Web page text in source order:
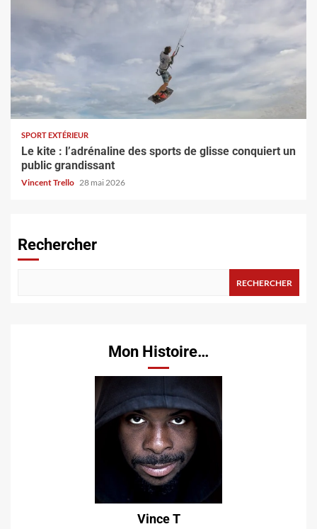
SPORT EXTÉRIEUR
Le kite : l’adrénaline des sports de glisse conquiert un
public grandissant
Vincent Trello 28 mai 2026
Rechercher
RECHERCHER
Mon Histoire…
Vince T